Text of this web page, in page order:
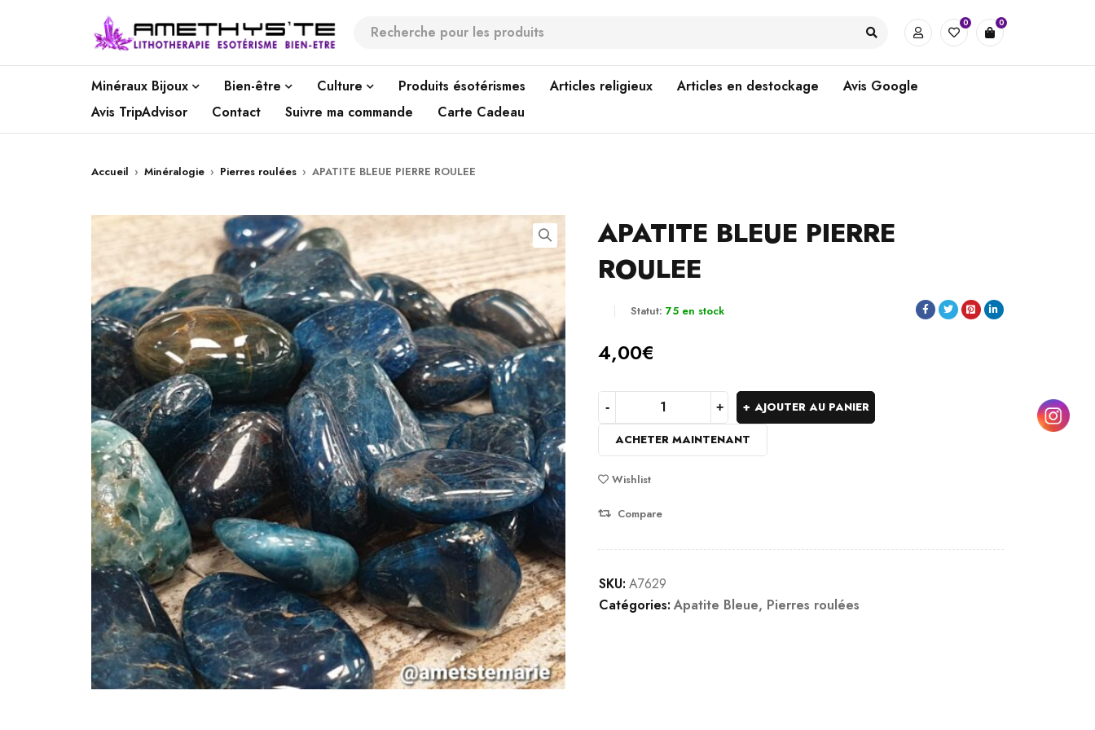
0 0
Minéraux Bijoux Bien-être Culture Produits ésotérismes Articles religieux Articles en destockage
Avis Google
Avis TripAdvisor
Contact Suivre ma commande Carte Cadeau
Accueil › Minéralogie › Pierres roulées › APATITE BLEUE PIERRE ROULEE
APATITE BLEUE PIERRE
ROULEE
Statut: 75 en stock
4,00€
AJOUTER AU PANIER
ACHETER MAINTENANT
Wishlist
Compare
SKU: A7629
Catégories: Apatite Bleue, Pierres roulées